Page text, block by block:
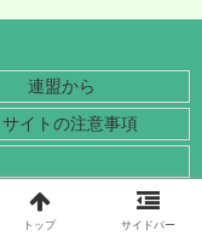
連盟から
サイトの注意事項
ボール連盟.
トップ サイドバー